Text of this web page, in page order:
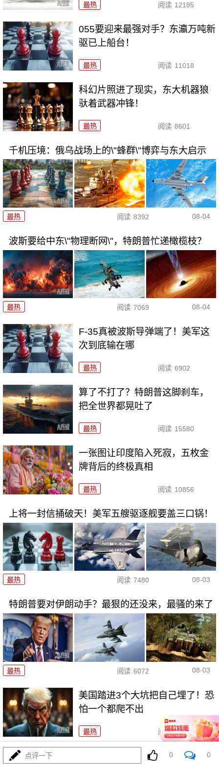
最热 阅读 12185
055要迎来最强对手？东瀛万吨新
驱已上船台！
最热 阅读 11018
科幻片照进了现实，东大机器狼
驮着武器冲锋！
最热 阅读 8601
千机压境：俄乌战场上的\"蜂群\"博弈与东大启示
最热 阅读 8392 08-04
波斯要给中东\"物理断网\"，特朗普忙递橄榄枝？
最热 阅读 7069 08-04
F-35真被波斯导弹端了！美军这
次到底输在哪
最热 阅读 6902
算了不打了？特朗普这脚刹车，
把全世界都晃吐了
最热 阅读 15580
一张图让印度陷入死寂，五枚金
牌背后的终极真相
最热 阅读 10856
上将一封信捅破天！美军五艘驱逐舰要盖三口锅！
最热 阅读 7480 08-03
特朗普要对伊朗动手？最狠的还没来，最骚的来了
最热 阅读 6072 08-03
美国踏进3个大坑把自己埋了！恐
怕一个都爬不出
最热 阅读 17537
政治自杀！菲律宾防长，你这是
点评一下 0 0